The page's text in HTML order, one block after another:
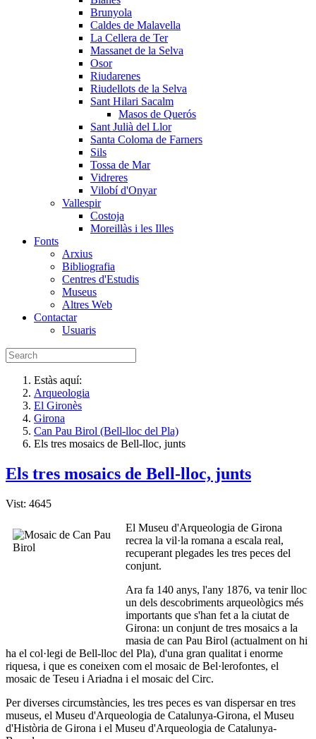
Brunyola
Caldes de Malavella
La Cellera de Ter
Massanet de la Selva
Osor
Riudarenes
Riudellots de la Selva
Sant Hilari Sacalm
Masos de Querós
Sant Julià del Llor
Santa Coloma de Farners
Sils
Tossa de Mar
Vidreres
Vilobí d'Onyar
Vallespir
Costoja
Moreillàs i les Illes
Fonts
Arxius
Bibliografia
Centres d'Estudis
Museus
Altres Web
Contactar
Usuaris
Estàs aquí:
Arqueologia
El Gironès
Girona
Can Pau Birol (Bell-lloc del Pla)
Els tres mosaics de Bell-lloc, junts
Els tres mosaics de Bell-lloc, junts
Vist: 4645
El Museu d'Arqueologia de Girona
recrea la vil·la romana a escala real,
recuperant plegades les tres peces del
conjunt.
Ara fa 140 anys, l'any 1876, va tenir lloc
un dels descobriments arqueològics més
importants que s'han fet a la ciutat de
Girona: un conjunt de tres mosaics a la
masia de can Pau Birol (actualment on hi
ha el col·legi de Bell-lloc del Pla), d'una gran qualitat i enorme
riquesa, i que es coneixen com el mosaic de Bel·lerofontes, el
mosaic de Teseu i Ariadna i el mosaic del Circ.
Per diverses circumstàncies, les tres peces es van dispersar en tres
museus, el Museu d'Arqueologia de Catalunya-Girona, el Museu
d'Història de Girona i el Museu d'Arqueologia de Catalunya-